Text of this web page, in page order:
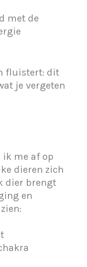
met de
fluistert: dit
je vergeten
ik me af op
dieren zich
dier brengt
en